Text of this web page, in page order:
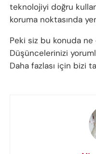
teknolojiyi doğru
koruma noktasında
Peki siz bu konuda
Düşüncelerinizi
Daha fazlası için bizi